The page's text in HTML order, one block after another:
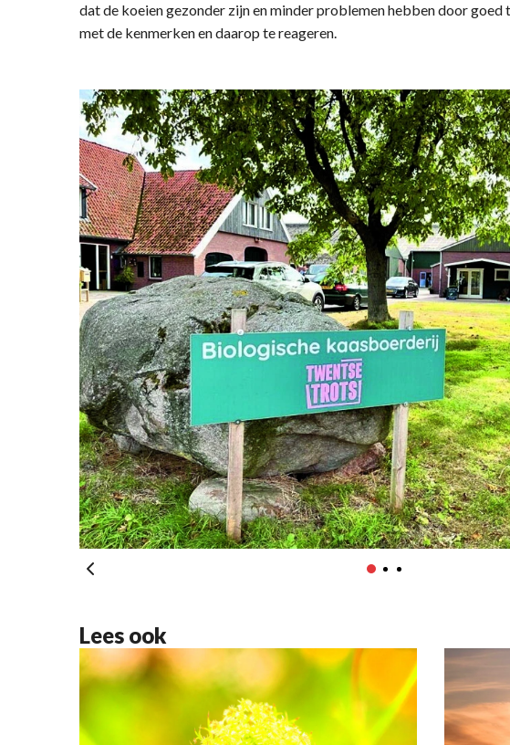
dat de koeien gezonder zijn en minder problemen hebben door
met de kenmerken en daarop te reageren.
Lees ook